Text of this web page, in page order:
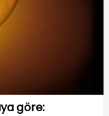
göre: